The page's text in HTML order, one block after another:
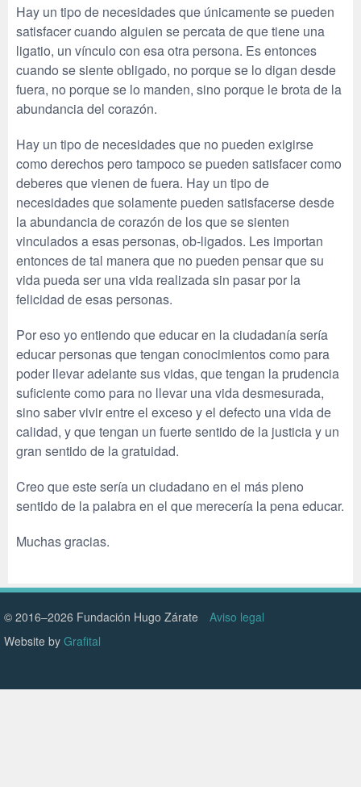
Hay un tipo de necesidades que únicamente se pueden
satisfacer cuando alguien se percata de que tiene una
ligatio, un vínculo con esa otra persona. Es entonces
cuando se siente obligado, no porque se lo digan desde
fuera, no porque se lo manden, sino porque le brota de la
abundancia del corazón.
Hay un tipo de necesidades que no pueden exigirse
como derechos pero tampoco se pueden satisfacer como
deberes que vienen de fuera. Hay un tipo de
necesidades que solamente pueden satisfacerse desde
la abundancia de corazón de los que se sienten
vinculados a esas personas, ob-ligados. Les importan
entonces de tal manera que no pueden pensar que su
vida pueda ser una vida realizada sin pasar por la
felicidad de esas personas.
Por eso yo entiendo que educar en la ciudadanía sería
educar personas que tengan conocimientos como para
poder llevar adelante sus vidas, que tengan la prudencia
suficiente como para no llevar una vida desmesurada,
sino saber vivir entre el exceso y el defecto una vida de
calidad, y que tengan un fuerte sentido de la justicia y un
gran sentido de la gratuidad.
Creo que este sería un ciudadano en el más pleno
sentido de la palabra en el que merecería la pena educar.
Muchas gracias.
© 2016–2026 Fundación Hugo Zárate
Aviso legal
Website by Grafital